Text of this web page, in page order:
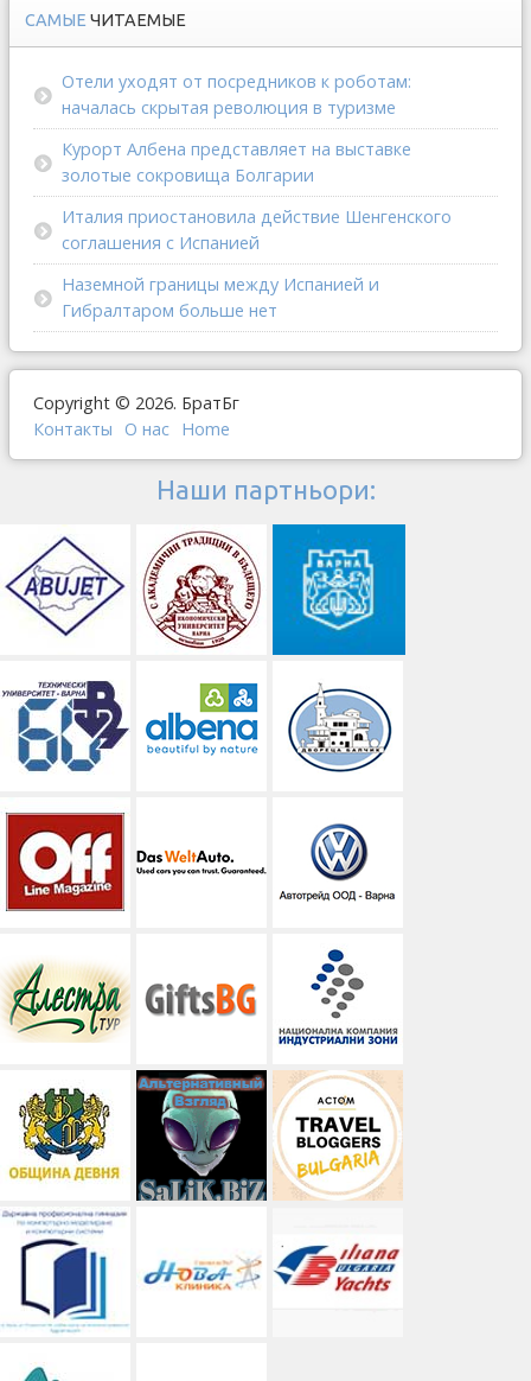
САМЫЕ ЧИТАЕМЫЕ
Отели уходят от посредников к роботам:
началась скрытая революция в туризме
Курорт Албена представляет на выставке
золотые сокровища Болгарии
Италия приостановила действие Шенгенского
соглашения с Испанией
Наземной границы между Испанией и
Гибралтаром больше нет
Copyright © 2026. БратБг
Контакты
О наc Home
Наши партньори: